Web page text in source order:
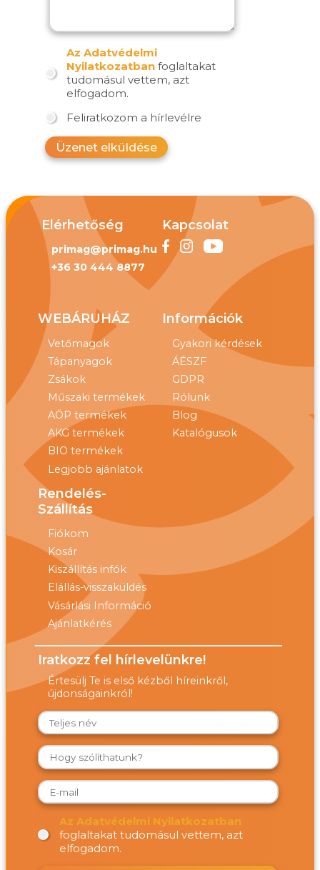
Az Adatvédelmi
Nyilatkozatban foglaltakat
tudomásul vettem, azt
elfogadom.
Feliratkozom a hírlevélre
Üzenet elküldése
Elérhetőség
primag@primag.hu
+36 30 444 8877
Kapcsolat
WEBÁRUHÁZ
Vetőmagok
Tápanyagok
Zsákok
Műszaki termékek
AÖP termékek
AKG termékek
BIO termékek
Legjobb ajánlatok
Információk
Gyakori kérdések
ÁÉSZF
GDPR
Rólunk
Blog
Katalógusok
Rendelés-
Szállítás
Fiókom
Kosár
Kiszállítás infók
Elállás-visszaküldés
Vásárlási Információ
Ajánlatkérés
Iratkozz fel hírlevelünkre!
Értesülj Te is első kézből híreinkről,
újdonságainkról!
Az Adatvédelmi Nyilatkozatban
foglaltakat tudomásul vettem, azt
elfogadom.